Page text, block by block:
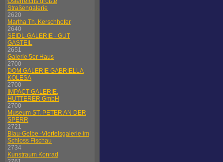
Straßengalerie
2620
Martha Th. Kerschhofer
2640
SEIDL-GALERIE - GUT
GASTEIL
2651
Galerie 5er Haus
2700
DOM GALERIE GABRIELLA
KOLESA
2700
IMPACT GALERIE,
HUTTERER GmbH
2700
Museum ST. PETER AN DER
SPERR
2721
Blau-Gelbe -Viertelsgalerie im
Schloss Fischau
2734
Kunstraum Konrad